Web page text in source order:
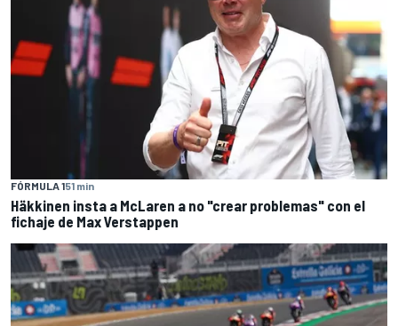
FÓRMULA 151 min
Häkkinen insta a McLaren a no "crear problemas" con el
fichaje de Max Verstappen